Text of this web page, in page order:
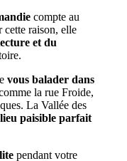
compte au
cette raison, elle
et du
vous balader dans
la rue Froide,
La Vallée des
paisible parfait
pendant votre